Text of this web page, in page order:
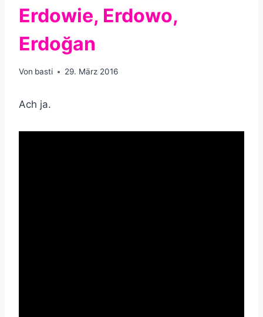
Erdowie, Erdowo,
Erdoğan
Von basti 29. März 2016
Ach ja.